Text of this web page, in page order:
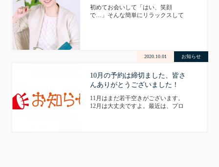
初めてお会いして「はい、笑顔
で…」そんな簡単にリラックスして
ロンでは時間をかけます（笑） 写真
はエステ 牟田美智子 MiCHiCO …
2020.10.01 お知らせ
10月の予約は締切ました、皆さ
んありがとうございました！
11月はまだ若干空きがございます。
12月は大丈夫ですよ。最近は、プロ